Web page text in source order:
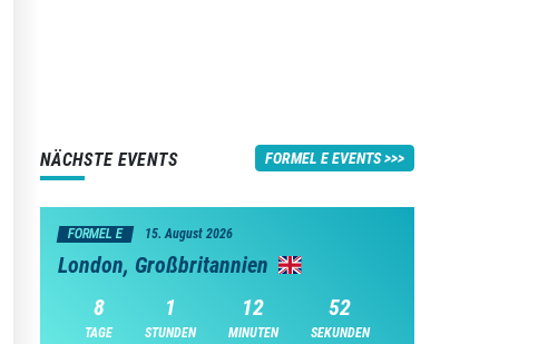
NÄCHSTE EVENTS FORMEL E EVENTS
FORMEL E 15. August 2026
London, Großbritannien
8
TAGE
1
STUNDEN
12
MINUTEN
51
SEKUNDEN